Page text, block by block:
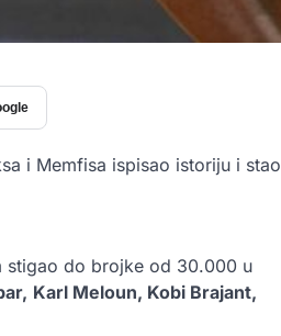
i Memfisa ispisao istoriju i stao
stigao do brojke od 30.000 u
Karl Meloun, Kobi Brajant,